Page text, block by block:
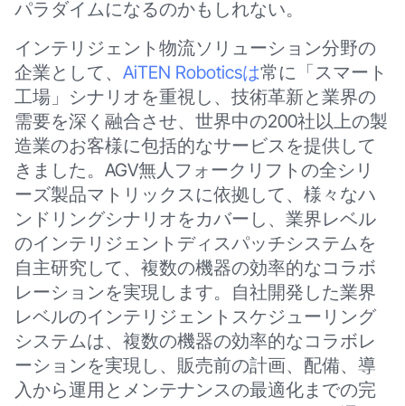
パラダイムになるのかもしれない。
インテリジェント物流ソリューション分野の
企業として、 AiTEN Roboticsは常に「スマート
工場」シナリオを重視し、技術革新と業界の
需要を深く融合させ、世界中の200社以上の製
造業のお客様に包括的なサービスを提供して
きました。AGV無人フォークリフトの全シリ
ーズ製品マトリックスに依拠して、様々なハ
ンドリングシナリオをカバーし、業界レベル
のインテリジェントディスパッチシステムを
自主研究して、複数の機器の効率的なコラボ
レーションを実現します。自社開発した業界
レベルのインテリジェントスケジューリング
システムは、複数の機器の効率的なコラボレ
ーションを実現し、販売前の計画、配備、導
入から運用とメンテナンスの最適化までの完